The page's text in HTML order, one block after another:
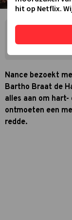
Nance bezoekt
Bartho Braat de
alles aan om
ontmoeten een
redde.
hit op Netflix.